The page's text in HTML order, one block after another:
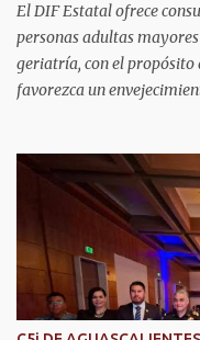
El DIF Estatal ofrece
personas adultas
geriatría, con el
favorezca un
fundamentalmente en la
de las enfermedades más
años, como diabetes,
alzhéimer, entre otros
son el corazón de
cuidado y
servicios que les ayuden